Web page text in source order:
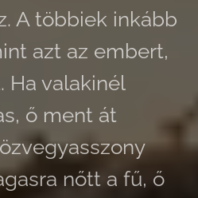
A többiek inkább
azt az embert,
Ha valakinél
ő ment át
nőtt a fű, ő